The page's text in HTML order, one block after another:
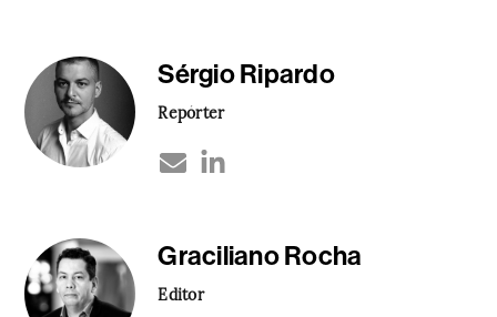
Sérgio Ripardo
Repórter
Graciliano Rocha
Editor